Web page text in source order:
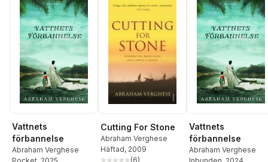
Vattnets
förbannelse
Abraham Verghese
Cutting For Stone
Abraham Verghese
Häftad, 2009
(6)
Vattnets
förbannelse
Abraham Verghese